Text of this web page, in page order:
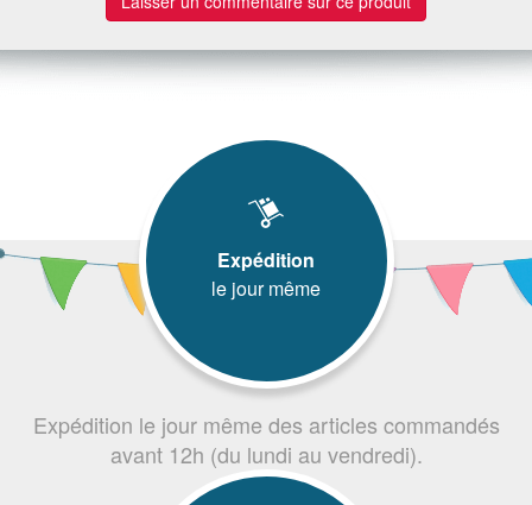
Expédition
le jour même
Expédition le jour même des articles commandés
avant 12h (du lundi au vendredi).